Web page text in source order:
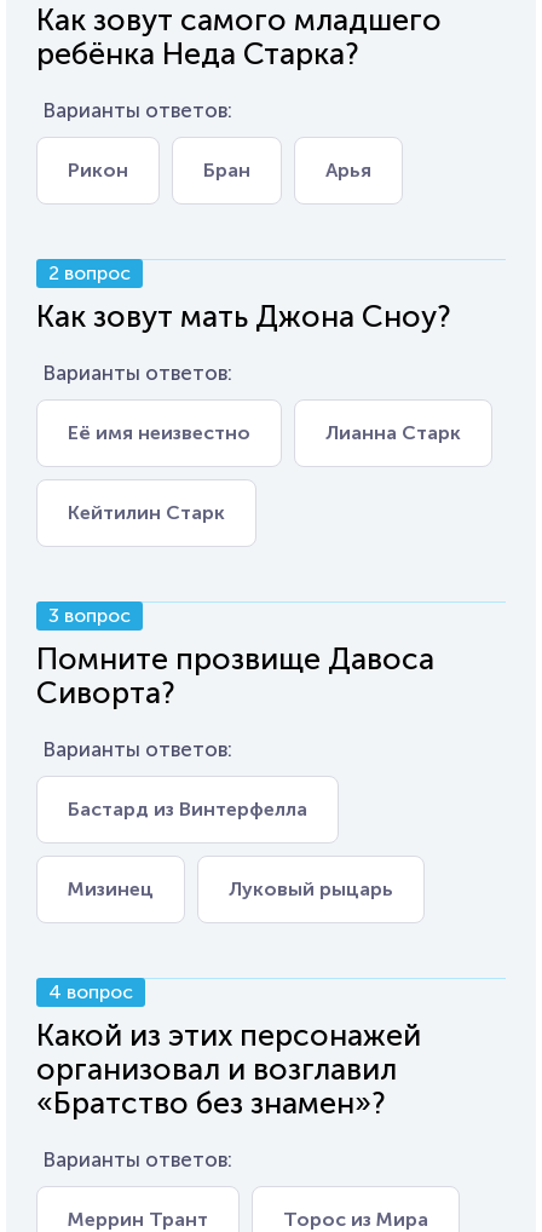
Как зовут самого младшего
ребёнка Неда Старка?
Варианты ответов:
Рикон Бран Арья
2 вопрос
Как зовут мать Джона Сноу?
Варианты ответов:
Её имя неизвестно Лианна Старк
Кейтилин Старк
3 вопрос
Помните прозвище Давоса
Сиворта?
Варианты ответов:
Бастард из Винтерфелла
Мизинец Луковый рыцарь
4 вопрос
Какой из этих персонажей
организовал и возглавил
«Братство без знамен»?
Варианты ответов:
Меррин Трант Торос из Мира